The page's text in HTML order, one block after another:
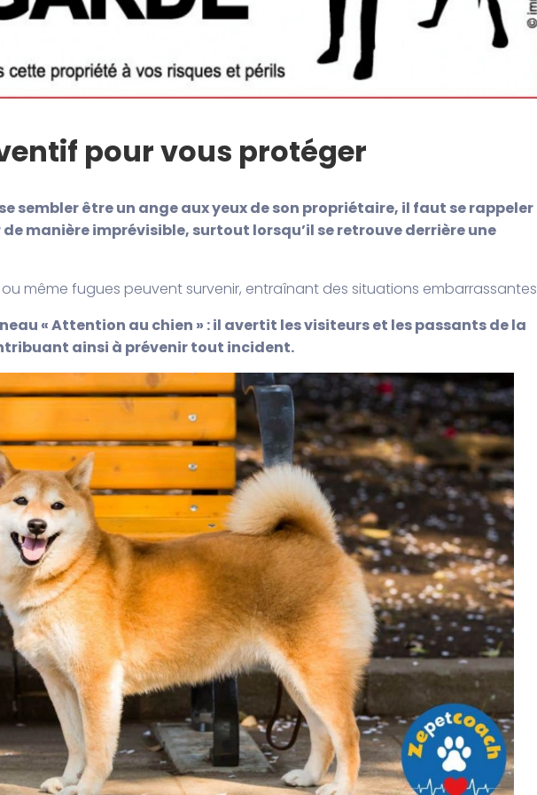
pour vous protéger
sembler être un ange aux yeux de son propriétaire, il faut se rappeler
manière imprévisible, surtout lorsqu’il se retrouve derrière une
même fugues peuvent survenir, entraînant des situations
« Attention au chien » : il avertit les visiteurs et les passants de la
ainsi à prévenir tout incident.